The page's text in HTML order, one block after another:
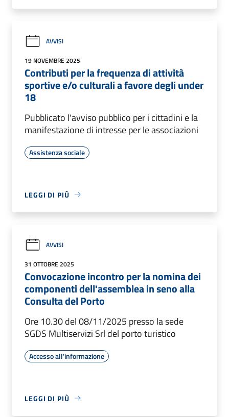
AVVISI
19 NOVEMBRE 2025
Contributi per la frequenza di attività
sportive e/o culturali a favore degli under
18
Pubblicato l'avviso pubblico per i cittadini e la
manifestazione di intresse per le associazioni
Assistenza sociale
LEGGI DI PIÙ
AVVISI
31 OTTOBRE 2025
Convocazione incontro per la nomina dei
componenti dell'assemblea in seno alla
Consulta del Porto
Ore 10.30 del 08/11/2025 presso la sede
SGDS Multiservizi Srl del porto turistico
Accesso all'informazione
LEGGI DI PIÙ